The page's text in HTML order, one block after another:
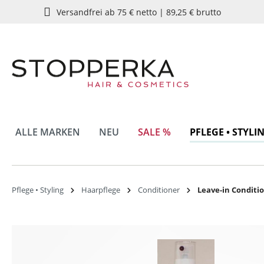
Zur Hauptnavigation springen
Versandfrei ab 75 € netto | 89,25 € brutto
ALLE MARKEN NEU SALE % PFLEGE •
Pflege • Styling Haarpflege Conditioner Leave-in